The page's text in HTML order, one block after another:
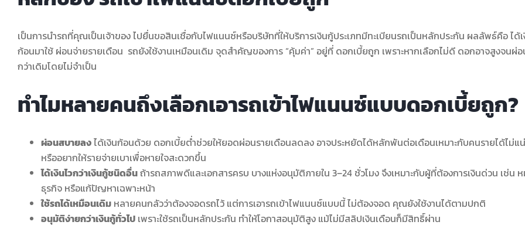
เป็นการนำรถที่คุณเป็นเจ้าของ ไปยื่นขอสินเชื่อกับไฟแนนซ์หรือบริษัทที่ให้บริการเงินกู้ประเภทมีทะเบียนรถเป็นหลักประกัน ผลลัพธ์คือ ได้
ก้อนมาใช้ ผ่อนจ่ายรายเดือน รถยังใช้งานเหมือนเดิม จุดสำคัญของการ “คุ้มค่า” อยู่ที่ ดอกเบี้ยถูก เพราะหากเลือกไม่ดี ดอกอาจสูงจนผ่
กว่าเดิมโดยไม่จำเป็น
ทำไมหลายคนถึงเลือกเอารถเข้าไฟแนนซ์แบบดอกเบี้ยถูก?
ผ่อนสบายลงได้เงินก้อนด้วย ดอกเบี้ยต่ำช่วยให้ยอดผ่อนรายเดือนลดลง อาจประหยัดได้หลักพันต่อเดือนเหมาะกับคนรายได้ไม่แ
หรืออยากให้รายจ่ายเบาเพื่อหายใจสะดวกขึ้น
ได้เงินไวกว่าเงินกู้ชนิดอื่นถ้ารถสภาพดีและเอกสารครบ บางแห่งอนุมัติภายใน 3–24 ชั่วโมง จึงเหมาะกับผู้ที่ต้องการเงินด่วน เช่น
ธุรกิจ หรือแก้ปัญหาเฉพาะหน้า
ใช้รถได้เหมือนเดิม หลายคนกลัวว่าต้องจอดรถไว้ แต่การเอารถเข้าไฟแนนซ์แบบนี้ ไม่ต้องจอด คุณยังใช้งานได้ตามปกติ
อนุมัติง่ายกว่าเงินกู้ทั่วไป เพราะใช้รถเป็นหลักประกัน ทำให้โอกาสอนุมัติสูง แม้ไม่มีสลิปเงินเดือนก็มีสิทธิ์ผ่าน